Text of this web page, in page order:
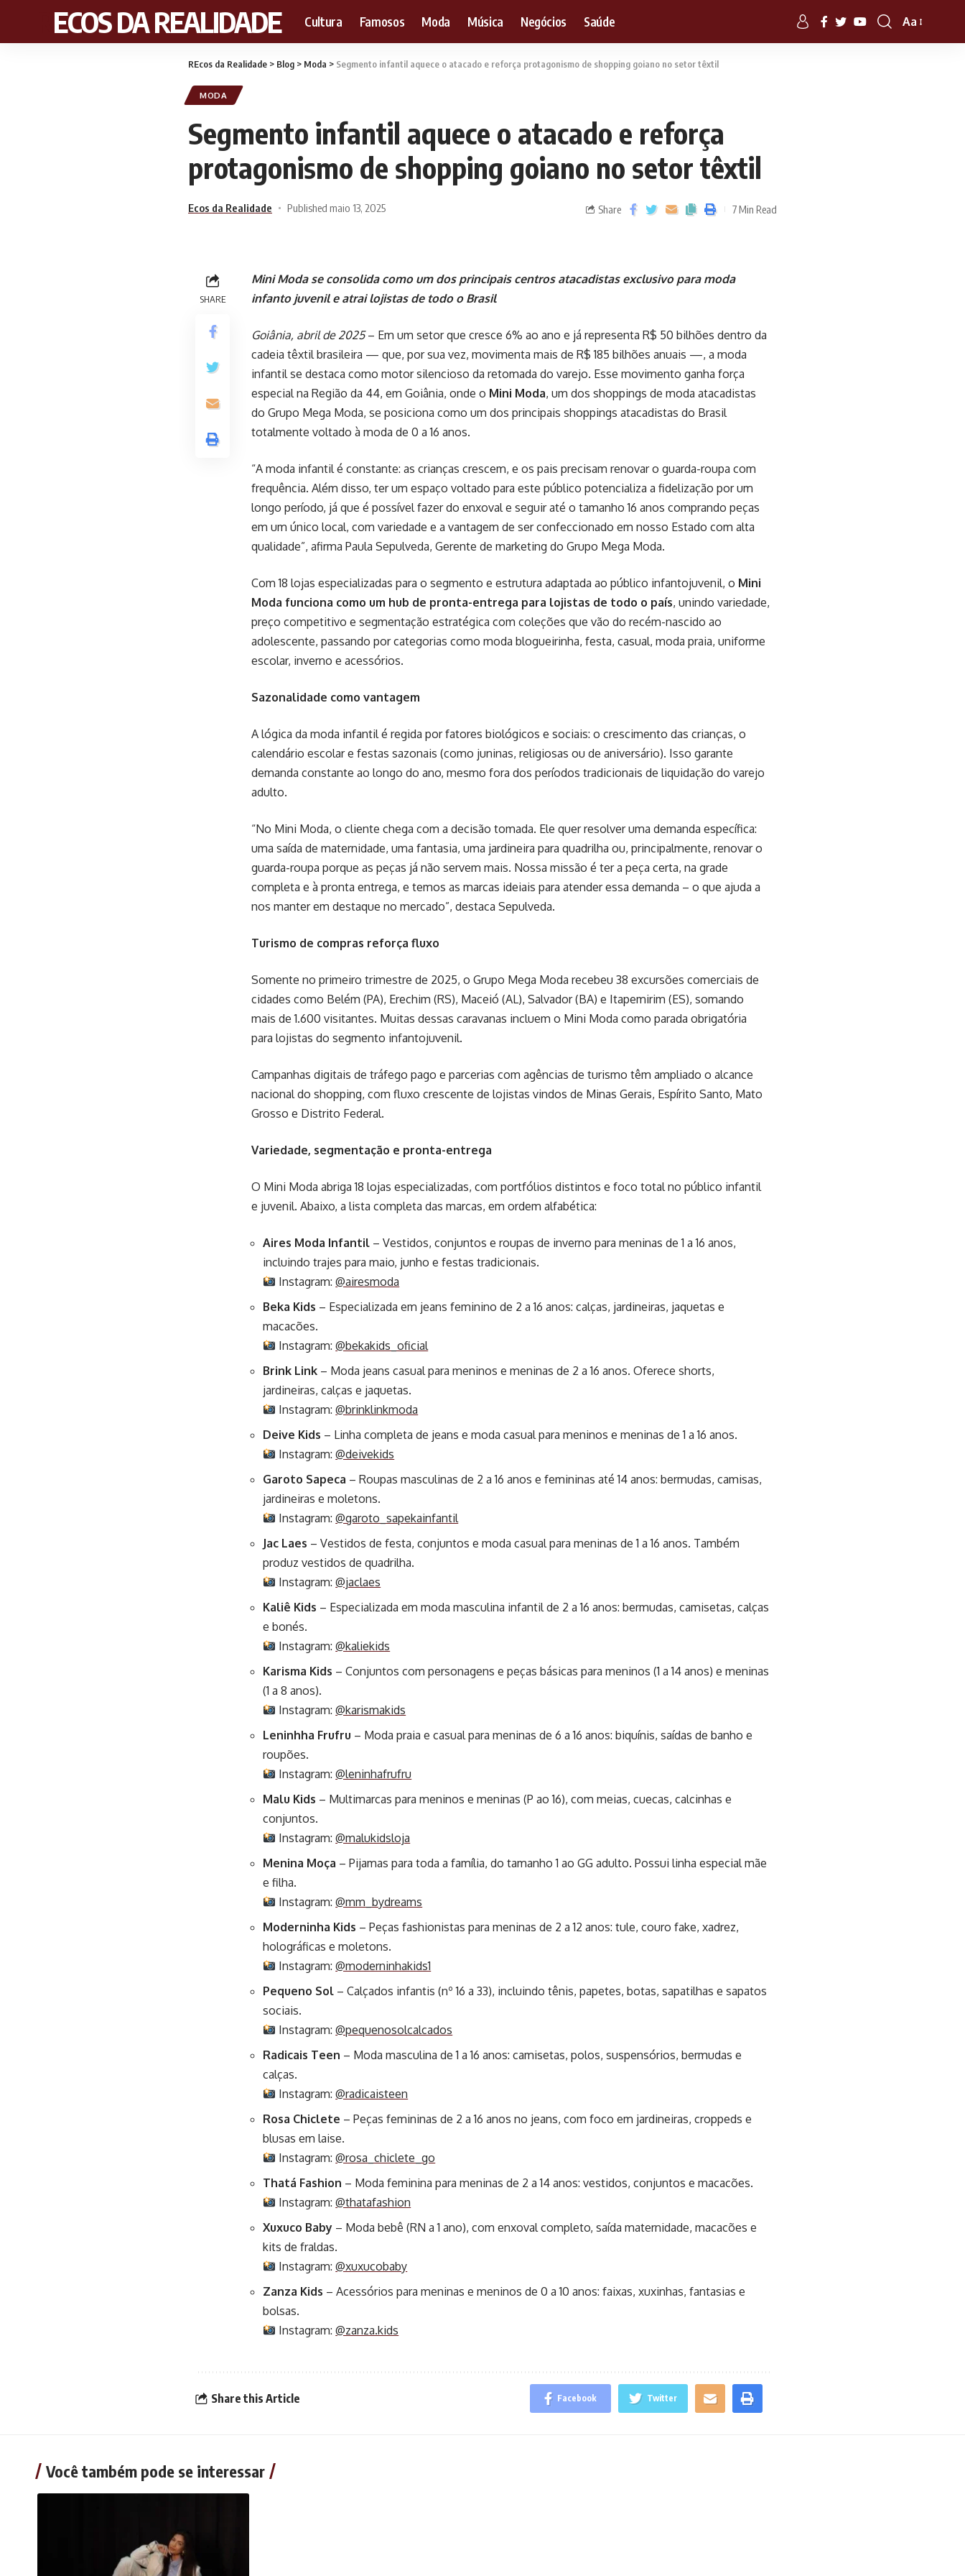
RECOS DA REALIDADE Cultura Famosos Moda Música Negócios Saúde Aa
REcos da Realidade > Blog > Moda > Segmento infantil aquece o atacado e reforça protagonismo de shopping goiano no setor têxtil
MODA
Segmento infantil aquece o atacado e reforça
protagonismo de shopping goiano no setor têxtil
Ecos da Realidade Published maio 13, 2025 Share 7 Min Read
SHARE
Mini Moda se consolida como um dos principais centros atacadistas exclusivo para moda
infanto juvenil e atrai lojistas de todo o Brasil
Goiânia, abril de 2025– Em um setor que cresce 6% ao ano e já representa R$ 50 bilhões dentro da
cadeia têxtil brasileira — que, por sua vez, movimenta mais de R$ 185 bilhões anuais —, a moda
infantil se destaca como motor silencioso da retomada do varejo. Esse movimento ganha força
especial na Região da 44, em Goiânia, onde o Mini Moda, um dos shoppings de moda atacadistas
do Grupo Mega Moda, se posiciona como um dos principais shoppings atacadistas do Brasil
totalmente voltado à moda de 0 a 16 anos.
“A moda infantil é constante: as crianças crescem, e os pais precisam renovar o guarda-roupa com
frequência. Além disso, ter um espaço voltado para este público potencializa a fidelização por um
longo período, já que é possível fazer do enxoval e seguir até o tamanho 16 anos comprando peças
em um único local, com variedade e a vantagem de ser confeccionado em nosso Estado com alta
qualidade”, afirma Paula Sepulveda, Gerente de marketing do Grupo Mega Moda.
Com 18 lojas especializadas para o segmento e estrutura adaptada ao público infantojuvenil, o Mini
Moda funciona como um hub de pronta-entrega para lojistas de todo o país, unindo variedade,
preço competitivo e segmentação estratégica com coleções que vão do recém-nascido ao
adolescente, passando por categorias como moda blogueirinha, festa, casual, moda praia, uniforme
escolar, inverno e acessórios.
Sazonalidade como vantagem
A lógica da moda infantil é regida por fatores biológicos e sociais: o crescimento das crianças, o
calendário escolar e festas sazonais (como juninas, religiosas ou de aniversário). Isso garante
demanda constante ao longo do ano, mesmo fora dos períodos tradicionais de liquidação do varejo
adulto.
“No Mini Moda, o cliente chega com a decisão tomada. Ele quer resolver uma demanda específica:
uma saída de maternidade, uma fantasia, uma jardineira para quadrilha ou, principalmente, renovar o
guarda-roupa porque as peças já não servem mais. Nossa missão é ter a peça certa, na grade
completa e à pronta entrega, e temos as marcas ideiais para atender essa demanda – o que ajuda a
nos manter em destaque no mercado”, destaca Sepulveda.
Turismo de compras reforça fluxo
Somente no primeiro trimestre de 2025, o Grupo Mega Moda recebeu 38 excursões comerciais de
cidades como Belém (PA), Erechim (RS), Maceió (AL), Salvador (BA) e Itapemirim (ES), somando
mais de 1.600 visitantes. Muitas dessas caravanas incluem o Mini Moda como parada obrigatória
para lojistas do segmento infantojuvenil.
Campanhas digitais de tráfego pago e parcerias com agências de turismo têm ampliado o alcance
nacional do shopping, com fluxo crescente de lojistas vindos de Minas Gerais, Espírito Santo, Mato
Grosso e Distrito Federal.
Variedade, segmentação e pronta-entrega
O Mini Moda abriga 18 lojas especializadas, com portfólios distintos e foco total no público infantil
e juvenil. Abaixo, a lista completa das marcas, em ordem alfabética:
Aires Moda Infantil – Vestidos, conjuntos e roupas de inverno para meninas de 1 a 16 anos,
incluindo trajes para maio, junho e festas tradicionais.
Instagram:@airesmoda
Beka Kids – Especializada em jeans feminino de 2 a 16 anos: calças, jardineiras, jaquetas e
macacões.
Instagram:@bekakids_oficial
Brink Link – Moda jeans casual para meninos e meninas de 2 a 16 anos. Oferece shorts,
jardineiras, calças e jaquetas.
Instagram:@brinklinkmoda
Deive Kids – Linha completa de jeans e moda casual para meninos e meninas de 1 a 16 anos.
Instagram:@deivekids
Garoto Sapeca – Roupas masculinas de 2 a 16 anos e femininas até 14 anos: bermudas, camisas,
jardineiras e moletons.
Instagram:@garoto_sapekainfantil
Jac Laes – Vestidos de festa, conjuntos e moda casual para meninas de 1 a 16 anos. Também
produz vestidos de quadrilha.
Instagram:@jaclaes
Kaliê Kids – Especializada em moda masculina infantil de 2 a 16 anos: bermudas, camisetas, calças
e bonés.
Instagram:@kaliekids
Karisma Kids – Conjuntos com personagens e peças básicas para meninos (1 a 14 anos) e meninas
(1 a 8 anos).
Instagram:@karismakids
Leninhha Frufru – Moda praia e casual para meninas de 6 a 16 anos: biquínis, saídas de banho e
roupões.
Instagram:@leninhafrufru
Malu Kids – Multimarcas para meninos e meninas (P ao 16), com meias, cuecas, calcinhas e
conjuntos.
Instagram:@malukidsloja
Menina Moça – Pijamas para toda a família, do tamanho 1 ao GG adulto. Possui linha especial mãe
e filha.
Instagram:@mm_bydreams
Moderninha Kids – Peças fashionistas para meninas de 2 a 12 anos: tule, couro fake, xadrez,
holográficas e moletons.
Instagram:@moderninhakids1
Pequeno Sol – Calçados infantis (nº 16 a 33), incluindo tênis, papetes, botas, sapatilhas e sapatos
sociais.
Instagram:@pequenosolcalcados
Radicais Teen – Moda masculina de 1 a 16 anos: camisetas, polos, suspensórios, bermudas e
calças.
Instagram:@radicaisteen
Rosa Chiclete – Peças femininas de 2 a 16 anos no jeans, com foco em jardineiras, croppeds e
blusas em laise.
Instagram:@rosa_chiclete_go
Thatá Fashion – Moda feminina para meninas de 2 a 14 anos: vestidos, conjuntos e macacões.
Instagram:@thatafashion
Xuxuco Baby – Moda bebê (RN a 1 ano), com enxoval completo, saída maternidade, macacões e
kits de fraldas.
Instagram:@xuxucobaby
Zanza Kids – Acessórios para meninas e meninos de 0 a 10 anos: faixas, xuxinhas, fantasias e
bolsas.
Instagram:@zanza.kids
Share this Article Facebook Twitter
Você também pode se interessar